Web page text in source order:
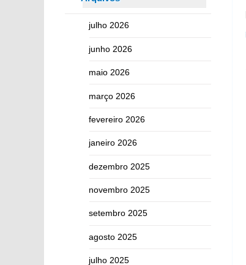
julho 2026
junho 2026
maio 2026
março 2026
fevereiro 2026
janeiro 2026
dezembro 2025
novembro 2025
setembro 2025
agosto 2025
julho 2025